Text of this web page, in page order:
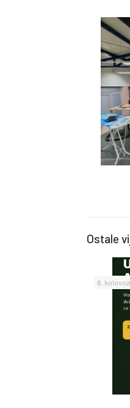
Ostale
6.